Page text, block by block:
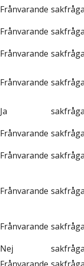
Frånvarande
Frånvarande
Frånvarande
Frånvarande
Ja
Frånvarande
Frånvarande
Frånvarande
Frånvarande
Nej